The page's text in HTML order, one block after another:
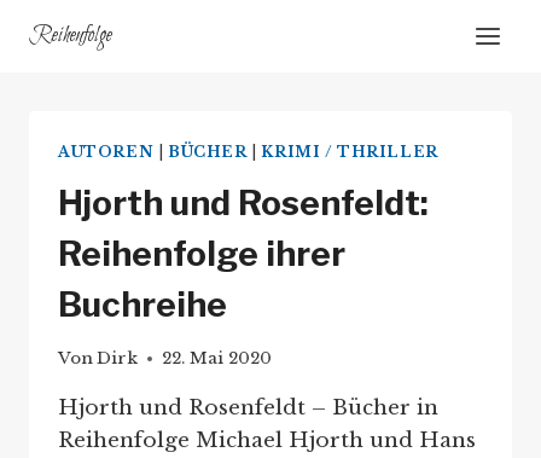
Inhalt
Reihenfolge
AUTOREN BÜCHER|KRIMI / THRILLER
Hjorth und Rosenfeldt:
Reihenfolge ihrer
Buchreihe
VonDirk 22. Mai 2020
Hjorth und Rosenfeldt – Bücher in
Reihenfolge Michael Hjorth und Hans